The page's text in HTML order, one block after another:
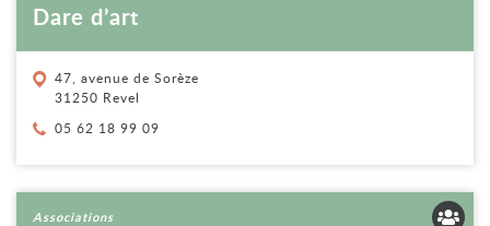
Dare d’art
47, avenue de Sorèze
31250 Revel
Téléphone :
05 62 18 99 09
Associations